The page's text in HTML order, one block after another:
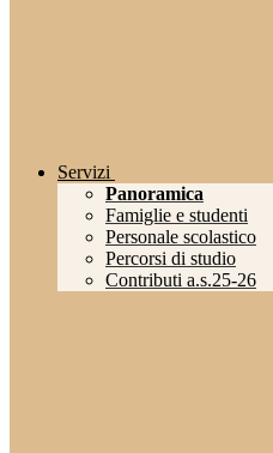
Servizi
Panoramica
Famiglie e studenti
Personale scolastico
Percorsi di studio
Contributi a.s.25-26